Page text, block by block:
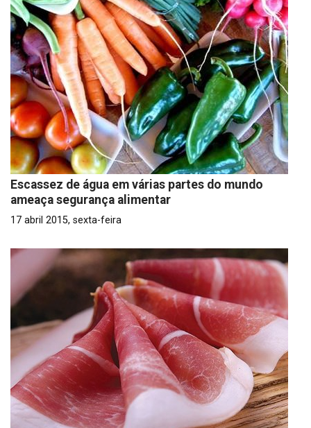
Escassez de água em várias partes do mundo
ameaça segurança alimentar
17 abril 2015, sexta-feira